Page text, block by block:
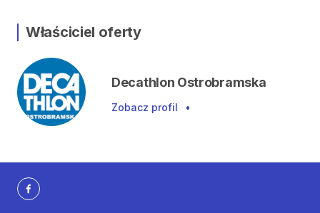
Właściciel oferty
Decathlon Ostrobramska
Zobacz profil •